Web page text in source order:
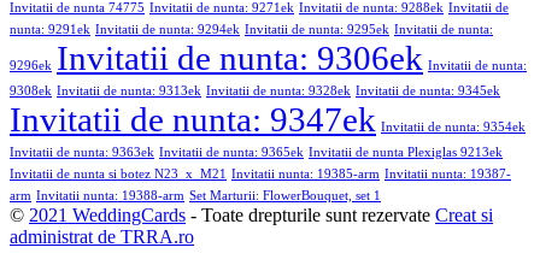
Invitatii de nunta 74775 Invitatii de nunta: 9271ek Invitatii de nunta: 9288ek Invitatii de
nunta: 9291ek Invitatii de nunta: 9294ek Invitatii de nunta: 9295ek Invitatii de nunta:
9296ek Invitatii de nunta: 9306ek Invitatii de nunta:
9308ek Invitatii de nunta: 9313ek Invitatii de nunta: 9328ek Invitatii de nunta: 9345ek
Invitatii de nunta: 9347ek Invitatii de nunta: 9354ek
Invitatii de nunta: 9363ek Invitatii de nunta: 9365ek Invitatii de nunta Plexiglas 9213ek
Invitatii de nunta si botez N23_x_M21 Invitatii nunta: 19385-arm Invitatii nunta: 19387-
arm Invitatii nunta: 19388-arm Set Marturii: FlowerBouquet, set 1
© 2021 WeddingCards - Toate drepturile sunt rezervate Creat si
administrat de TRRA.ro